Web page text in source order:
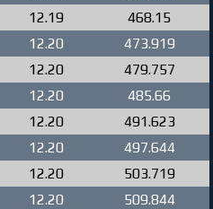
12.19
468.15
12.20
473.919
12.20
479.757
12.20
485.66
12.20
491.623
12.20
497.644
12.20
503.719
12.20 509.844